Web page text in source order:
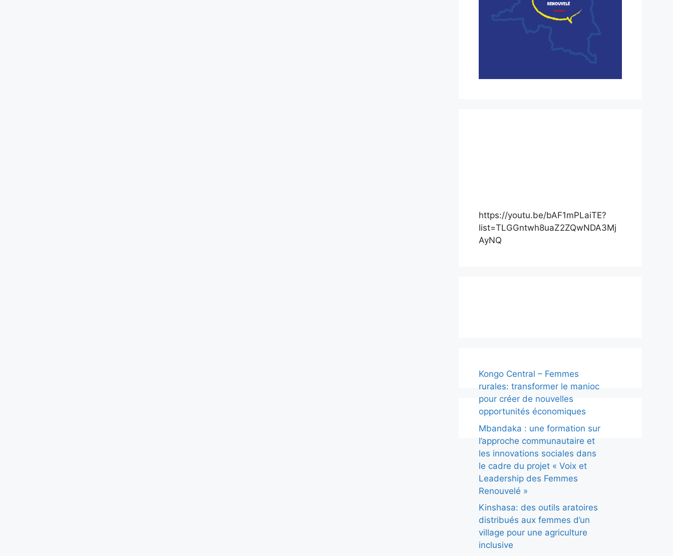
https://youtu.be/bAF1mPLaiTE?
list=TLGGntwh8uaZ2ZQwNDA3Mj
AyNQ
Kongo Central – Femmes
rurales: transformer le manioc
pour créer de nouvelles
opportunités économiques
Mbandaka : une formation sur
l’approche communautaire et
les innovations sociales dans
le cadre du projet « Voix et
Leadership des Femmes
Renouvelé »
Kinshasa: des outils aratoires
distribués aux femmes d’un
village pour une agriculture
inclusive